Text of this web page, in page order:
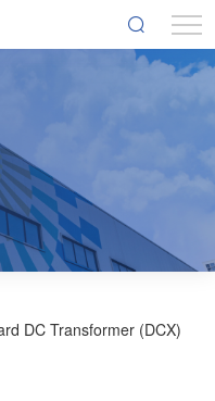
DC Transformer (DCX)